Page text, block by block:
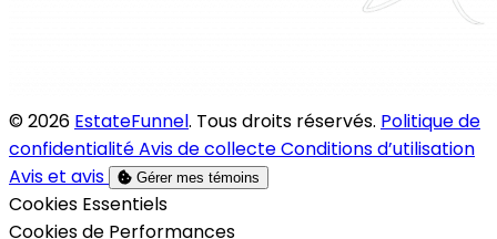
© 2026 EstateFunnel. Tous droits réservés. Politique de
confidentialitéAvis de collecteConditions d’utilisation
Avis et avis
Gérer mes témoins
Activer
Cookies Essentiels
Activer
Cookies de Performances